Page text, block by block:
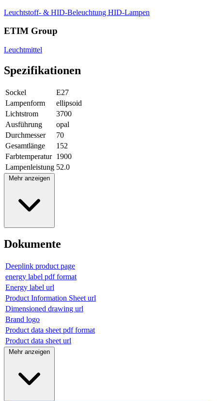
Leuchtstoff- & HID-Beleuchtung HID-Lampen
ETIM Group
Leuchtmittel
Spezifikationen
Sockel
E27
Lampenform
ellipsoid
Lichtstrom
3700
Ausführung
opal
Durchmesser
70
Gesamtlänge
152
Farbtemperatur 1900
Lampenleistung 52.0
Mehr anzeigen
Dokumente
Deeplink product page
energy label pdf format
Energy label url
Product Information Sheet url
Dimensioned drawing url
Brand logo
Product data sheet pdf format
Product data sheet url
Mehr anzeigen